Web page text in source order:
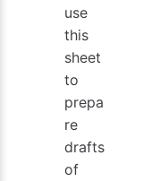
use
this
sheet
to
prepa
re
drafts
of